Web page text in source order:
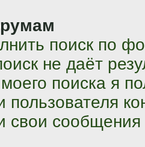
поиск по
не даёт
поиска я
пользователя
свои